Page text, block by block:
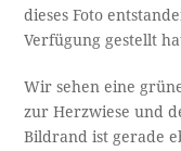
dieses Foto
Verfügung gestellt
Wir sehen eine
zur Herzwiese und
Bildrand ist gerade